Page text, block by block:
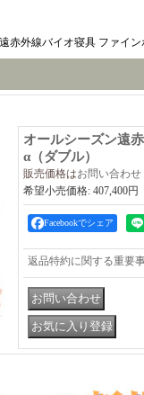
赤外線バイオ寝具 ファイン
オールシーズン遠
α（ダブル）
販売価格はお問い合わせ
希望小売価格: 407,400円
Facebookでシェア
返品特約に関する重要